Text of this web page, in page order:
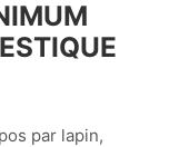
par lapin,